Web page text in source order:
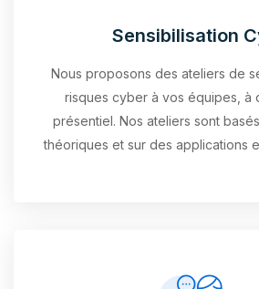
Sensibilisation
Nous proposons des ateliers de
risques cyber à vos équipes, à
présentiel. Nos ateliers sont
théoriques et sur des applications